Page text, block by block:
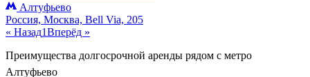
Алтуфьево
Россия, Москва, Bell Via, 205
« Назад1Вперёд »
Преимущества долгосрочной аренды рядом с метро
Алтуфьево